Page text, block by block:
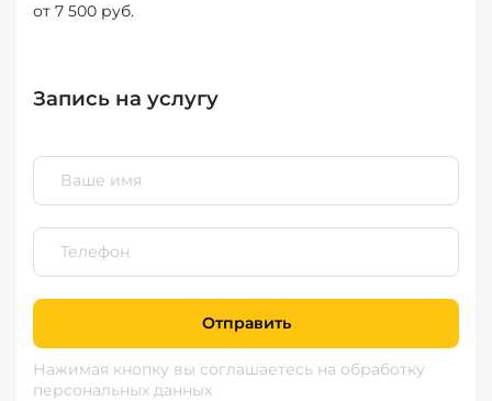
от 7 500 руб.
Запись на услугу
Отправить
Нажимая кнопку вы соглашаетесь на обработку
персональных данных